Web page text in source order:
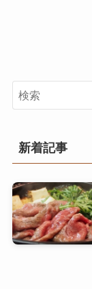
新着記事